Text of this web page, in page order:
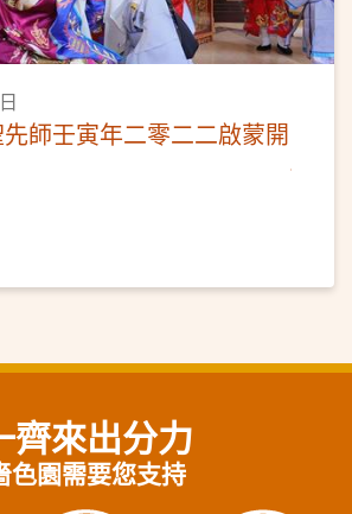
師壬寅年二零二二啟蒙開
齊來出分力
色園需要您支持